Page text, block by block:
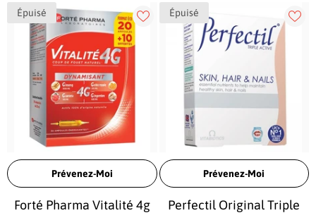
Épuisé
Prévenez-Moi
Forté Pharma Vitalité 4g
Épuisé
Prévenez-Moi
Perfectil Original Triple